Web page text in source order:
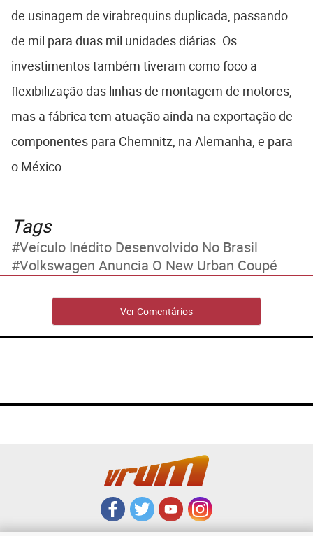
de usinagem de virabrequins duplicada, passando
de mil para duas mil unidades diárias. Os
investimentos também tiveram como foco a
flexibilização das linhas de montagem de motores,
mas a fábrica tem atuação ainda na exportação de
componentes para Chemnitz, na Alemanha, e para
o México.
Tags
Veículo Inédito Desenvolvido No Brasil
Volkswagen Anuncia O New Urban Coupé
Ver Comentários